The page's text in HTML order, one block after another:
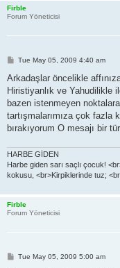
Firble
Forum Yöneticisi
P
s
Tue May 05, 2009 4:40 am
Arkadaşlar öncelikle
Hiristiyanlık ve Yahudilikle
bazen istenmeyen
tartışmalarımıza çok fazla
bırakıyorum O mesajı bir
HARBE GİDEN
Harbe giden sarı saçlı çocuk!
kokusu, <br>Kirpiklerinde tuz;
Firble
Forum Yöneticisi
PTue May 05, 2009 5:00 am